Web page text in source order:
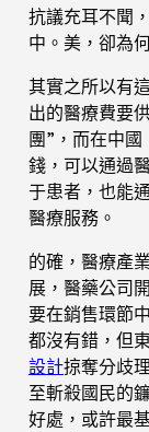
抗議充耳不聞
中。美，卻為
其實之所以有
出的醫療費要
團”，而在中
錢，可以通過
于患者，也能
醫療服務。
的確，醫療產
展，醫藥公司
要在銷售環節
都沒有錯，但
設計掠奪分歧
至斬殺國民的
好處，或許最